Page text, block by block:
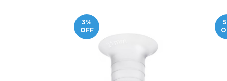
3%
OFF
5